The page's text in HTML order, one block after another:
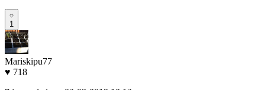
1
Mariskipu77
♥ 718